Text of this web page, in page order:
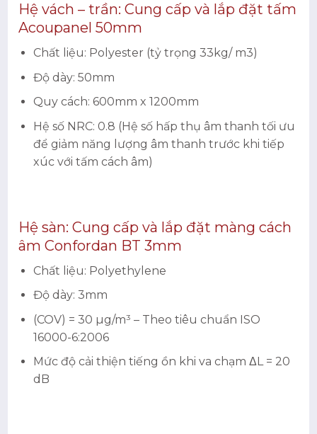
Hệ vách – trần: Cung cấp và lắp đặt tấm
Acoupanel 50mm
Chất liệu: Polyester (tỷ trọng 33kg/ m3)
Độ dày: 50mm
Quy cách: 600mm x 1200mm
Hệ số NRC: 0.8 (Hệ số hấp thụ âm thanh tối ưu
để giảm năng lượng âm thanh trước khi tiếp
xúc với tấm cách âm)
Hệ sàn: Cung cấp và lắp đặt màng cách
âm Confordan BT 3mm
Chất liệu: Polyethylene
Độ dày: 3mm
(COV) = 30 µg/m³ – Theo tiêu chuẩn ISO
16000-6:2006
Mức độ cải thiện tiếng ồn khi va chạm ΔL = 20
dB